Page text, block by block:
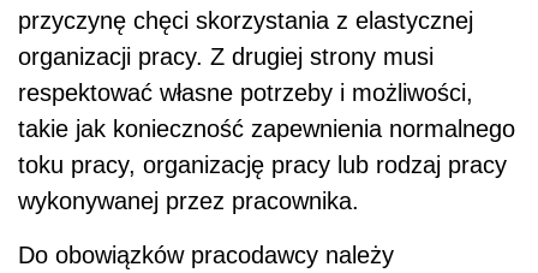
przyczynę chęci skorzystania z elastycznej
organizacji pracy. Z drugiej strony musi
respektować własne potrzeby i możliwości,
takie jak konieczność zapewnienia normalnego
toku pracy, organizację pracy lub rodzaj pracy
wykonywanej przez pracownika.
Do obowiązków pracodawcy należy